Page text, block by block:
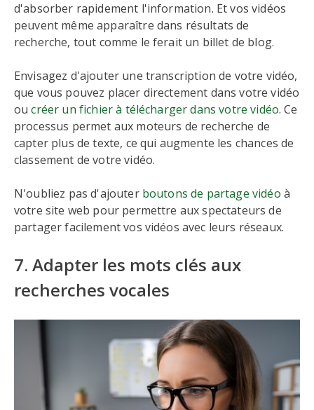
d'absorber rapidement l'information. Et vos vidéos
peuvent même apparaître dans résultats de
recherche, tout comme le ferait un billet de blog.
Envisagez d'ajouter une transcription de votre vidéo,
que vous pouvez placer directement dans votre vidéo
oucréer un fichier à télécharger dans votre vidéo. Ce
processus permet aux moteurs de recherche de
capter plus de texte, ce qui augmente les chances de
classement de votre vidéo.
N'oubliez pas d'ajouter boutons de partage vidéo à
votre site web pour permettre aux spectateurs de
partager facilement vos vidéos avec leurs réseaux.
7. Adapter les mots clés aux
recherches vocales